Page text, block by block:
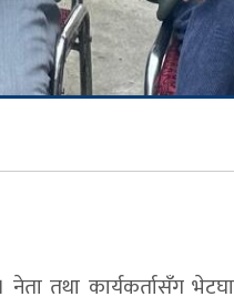
तथा कार्यकर्तासँग